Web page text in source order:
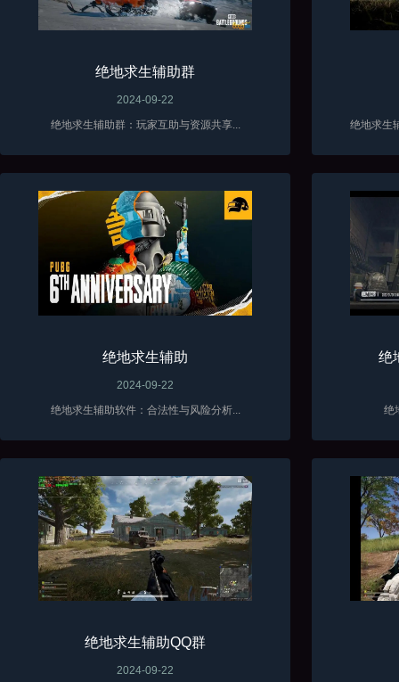
绝地求生辅助群
2024-09-22
绝地求生辅助群：玩家互助与资源共享...
绝地求生
绝地求生辅助
2024-09-22
绝地求生辅助软件：合法性与风险分析...
绝
绝
绝地求生辅助QQ群
2024-09-22